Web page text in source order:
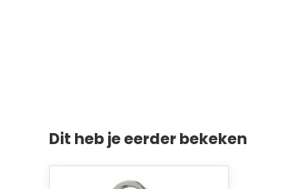
Dit heb je eerder bekeken